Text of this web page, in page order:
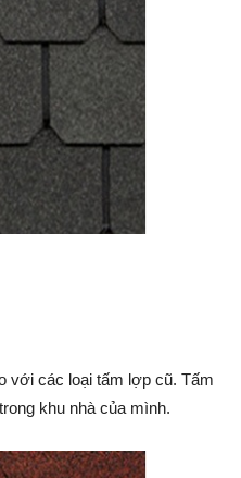
với các loại tấm lợp cũ. Tấm
khu nhà của mình.